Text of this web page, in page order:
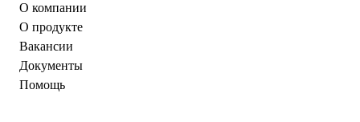
О компании
О продукте
Вакансии
Документы
Помощь